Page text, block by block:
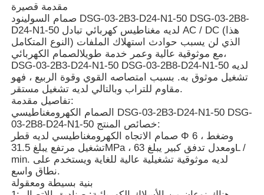
منتجات
فيديوهات
معلومات عنا
جولة في المصنع
ضبط الجودة
مقدمة قصيرة
صمام السولينود DSG-03-2B3-D24-N1-50 DSG-03-2B8-
D24-N1-50 لديه مغناطيس كهربائي تبادل AC / DC (هذا
النوع المتكامل) الذي لن يسبب حوادث استهلاك الملفات
،مع موثوقية عالية وعمر خدمة طويلالصمام الكهربائي
DSG-03-2B3-D24-N1-50 DSG-03-2B8-D24-N1-50 لديه
تشغيل موثوق به. بسبب امتصاصه القوي وقوة الربيع ، فهو
مقاوم للتراب وبالتالي لديه تشغيل مستقر.
تفاصيل مقدمة:
الصمام الكهرومغناطيسي DSG-03-2B3-D24-N1-50 DSG-
03-2B8-D24-N1-50 خصائص المنتج:
صمام الاتجاه الكهرومغناطيسي لديه قطر Φ 6 ، وضغط
تشغيل مرتفع يبلغ 31.5MPa ، ومعدل تدفق كبير يبلغ 63L /
min. لديه موثوقية تشغيلية عالية للغاية ويستخدم على
نطاق واسع.
بنية بسيطة ومعقولة